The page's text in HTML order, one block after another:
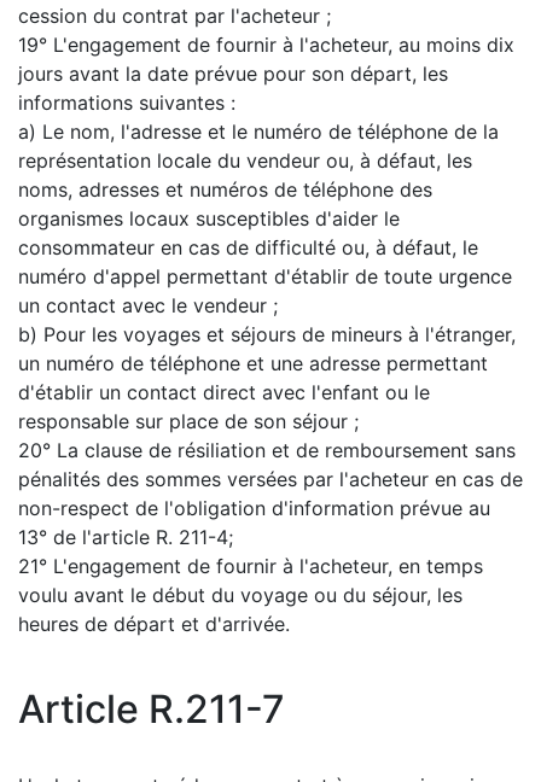
cession du contrat par l'acheteur ;
19° L'engagement de fournir à l'acheteur, au moins dix
jours avant la date prévue pour son départ, les
informations suivantes :
a) Le nom, l'adresse et le numéro de téléphone de la
représentation locale du vendeur ou, à défaut, les
noms, adresses et numéros de téléphone des
organismes locaux susceptibles d'aider le
consommateur en cas de difficulté ou, à défaut, le
numéro d'appel permettant d'établir de toute urgence
un contact avec le vendeur ;
b) Pour les voyages et séjours de mineurs à l'étranger,
un numéro de téléphone et une adresse permettant
d'établir un contact direct avec l'enfant ou le
responsable sur place de son séjour ;
20° La clause de résiliation et de remboursement sans
pénalités des sommes versées par l'acheteur en cas de
non-respect de l'obligation d'information prévue au
13° de l'article R. 211-4;
21° L'engagement de fournir à l'acheteur, en temps
voulu avant le début du voyage ou du séjour, les
heures de départ et d'arrivée.
Article R.211-7